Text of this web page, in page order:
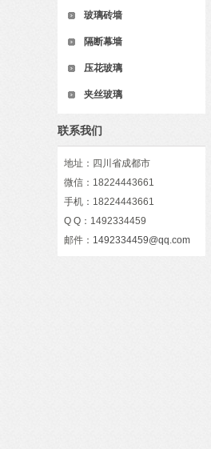
玻璃砖墙
隔断幕墙
压花玻璃
夹丝玻璃
联系我们
地址：四川省成都市
微信：18224443661
手机：18224443661
Q Q：1492334459
邮件： 1492334459@qq.com